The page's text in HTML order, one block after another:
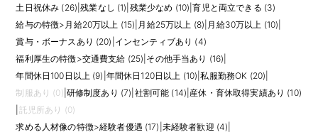
土日祝休み (26) |残業なし (1) 残業少なめ (10) |育児と両立できる (3)
給与の特徴> 月給20万以上 (15) 月給25万以上 (8) 月給30万以上 (10)
賞与・ボーナスあり (20) インセンティブあり (4)
福利厚生の特徴>交通費支給 (25) その他手当あり (16)
年間休日100日以上 (9) 年間休日120日以上 (10) |私服勤務OK (20)
制服あり (0) 研修制度あり (7) 社割可能 (14) 産休・育休取得実績あり (10)
託児所あり (0)
求める人材像の特徴>経験者優遇 (17) 未経験者歓迎 (4)